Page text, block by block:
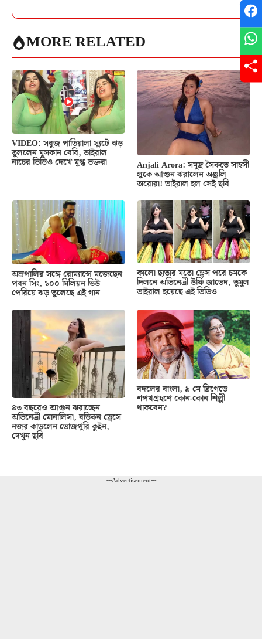
MORE RELATED
VIDEO: সবুজ পাতিয়ালা স্যুটে ঝড়
তুললেন মুসকান বেবি, ভাইরাল
নাচের ভিডিও দেখে মুগ্ধ ভক্তরা Anjali Arora: সমুদ্র সৈকতে সাহসী
লুকে আগুন ঝরালেন অঞ্জলি
অরোরা! ভাইরাল হল সেই ছবি
অম্রপালির সঙ্গে রোম্যান্সে মজেছেন
পবন সিং, ১০০ মিলিয়ন ভিউ
পেরিয়ে ঝড় তুলেছে এই গান
কালো ছাতার মতো ড্রেস পরে চমকে
দিলনে অভিনেত্রী উর্ফি জাভেদ, তুমুল
ভাইরাল হয়েছে এই ভিডিও
৪৩ বছরেও আগুন ঝরাচ্ছেন
অভিনেত্রী মোনালিসা, বডিকন ড্রেসে
নজর কাড়লেন ভোজপুরি কুইন,
দেখুন ছবি
বদলের বাংলা, ৯ মে ব্রিগেডে
শপথগ্রহণে কোন-কোন শিল্পী
থাকবেন?
---Advertisement---